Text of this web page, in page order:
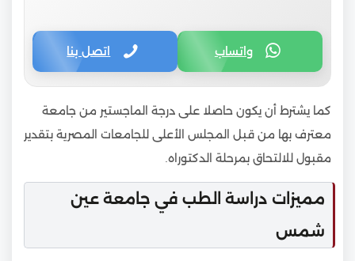
واتساب اتصل بنا
كما يشترط أن يكون حاصلا على درجة الماجستير من جامعة
معترف بها من قبل المجلس الأعلى للجامعات المصرية بتقدير
مقبول للالتحاق بمرحلة الدكتوراه.
مميزات دراسة الطب في جامعة عين
شمس